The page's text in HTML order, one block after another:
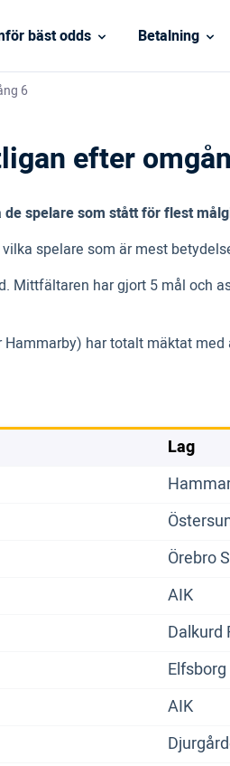
bäst odds Betalning
6
efter
spelare som stått för flest
spelare som är mest
Mittfältaren har gjort 5 mål
har totalt mäktat
Lag
Örebro
AIK
Dalkurd
Elfsborg
AIK